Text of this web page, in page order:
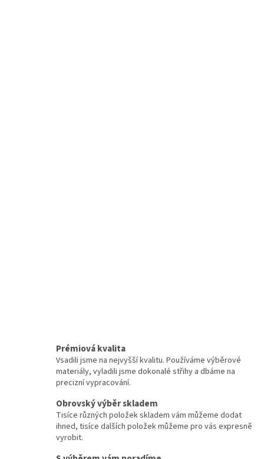
Prémiová kvalita
Vsadili jsme na nejvyšší kvalitu. Používáme výběrové
materiály, vyladili jsme dokonalé střihy a dbáme na
precizní vypracování.
Obrovský výběr skladem
Tisíce různých položek skladem vám můžeme dodat
ihned, tisíce dalších položek můžeme pro vás expresně
vyrobit.